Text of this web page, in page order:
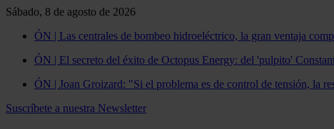
Sábado, 8 de agosto de 2026
ÓN | Las centrales de bombeo hidroeléctrico, la gran ventaja
ÓN | El secreto del éxito de Octopus Energy: del 'pulpito'
ÓN | Joan Groizard: "Si el problema es de control de tensión, la
Suscríbete a nuestra Newsletter